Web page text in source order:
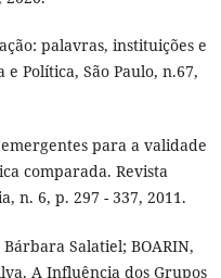
palavras, instituições e
Política, São Paulo, n.67,
emergentes para a validade
comparada. Revista
n. 6, p. 297 - 337, 2011.
Bárbara Salatiel; BOARIN,
A Influência dos Grupos